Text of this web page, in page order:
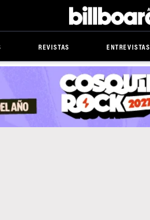
Billboard
REVISTAS ENTREVISTAS